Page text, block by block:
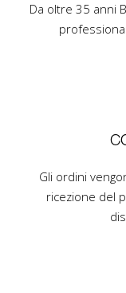
Da oltre 35 anni
Gli ordini
ricezione del